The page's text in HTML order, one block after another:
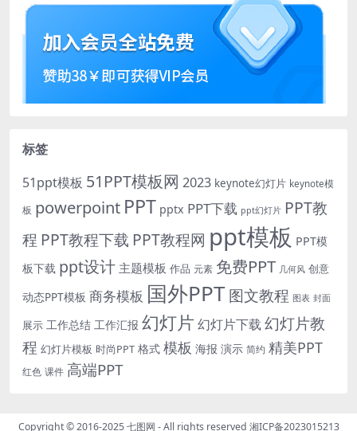
标签
51ppt模板 51PPT模板网 2023 keynote幻灯片 keynote模
板 powerpoint PPT pptx PPT下载 ppt幻灯片 PPT教
程 PPT教程下载 PPT教程网 ppt模板 PPT模
板下载 ppt设计 主题模板 作品 元素 免费PPT 几何风 创意
动态PPT模板 商务模板 国外PPT图文教程 图表 封面
展示 工作总结 工作汇报 幻灯片 幻灯片下载 幻灯片教
程 幻灯片模板 时尚PPT 格式 模板 海报 演示 简约 精美PPT
红色 课件 高端PPT
Copyright © 2016-2025七图网 - All rights reserved 湘ICP备2023015213